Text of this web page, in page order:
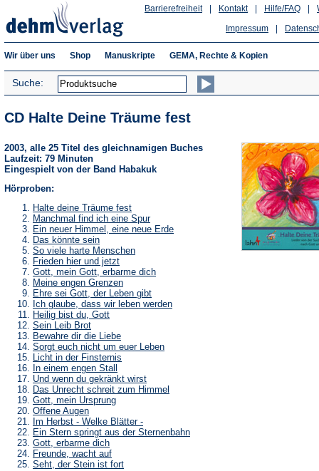
Hilfe/FAQ
Kontakt
Barrierefreiheit
Impressum
Wir über uns Shop Manuskripte GEMA, Rechte & Kopien
Suche:
CD Halte Deine Träume fest
2003, alle 25 Titel des gleichnamigen Buches
Laufzeit: 79 Minuten
Eingespielt von der Band Habakuk
Hörproben:
Halte deine Träume fest
Manchmal find ich eine Spur
Ein neuer Himmel, eine neue Erde
Das könnte sein
So viele harte Menschen
Frieden hier und jetzt
Gott, mein Gott, erbarme dich
Meine engen Grenzen
Ehre sei Gott, der Leben gibt
Ich glaube, dass wir leben werden
Heilig bist du, Gott
Sein Leib Brot
Bewahre dir die Liebe
Sorgt euch nicht um euer Leben
Licht in der Finsternis
In einem engen Stall
Und wenn du gekränkt wirst
Das Unrecht schreit zum Himmel
Gott, mein Ursprung
Offene Augen
Im Herbst - Welke Blätter -
Ein Stern springt aus der Sternenbahn
Gott, erbarme dich
Freunde, wacht auf
Seht, der Stein ist fort